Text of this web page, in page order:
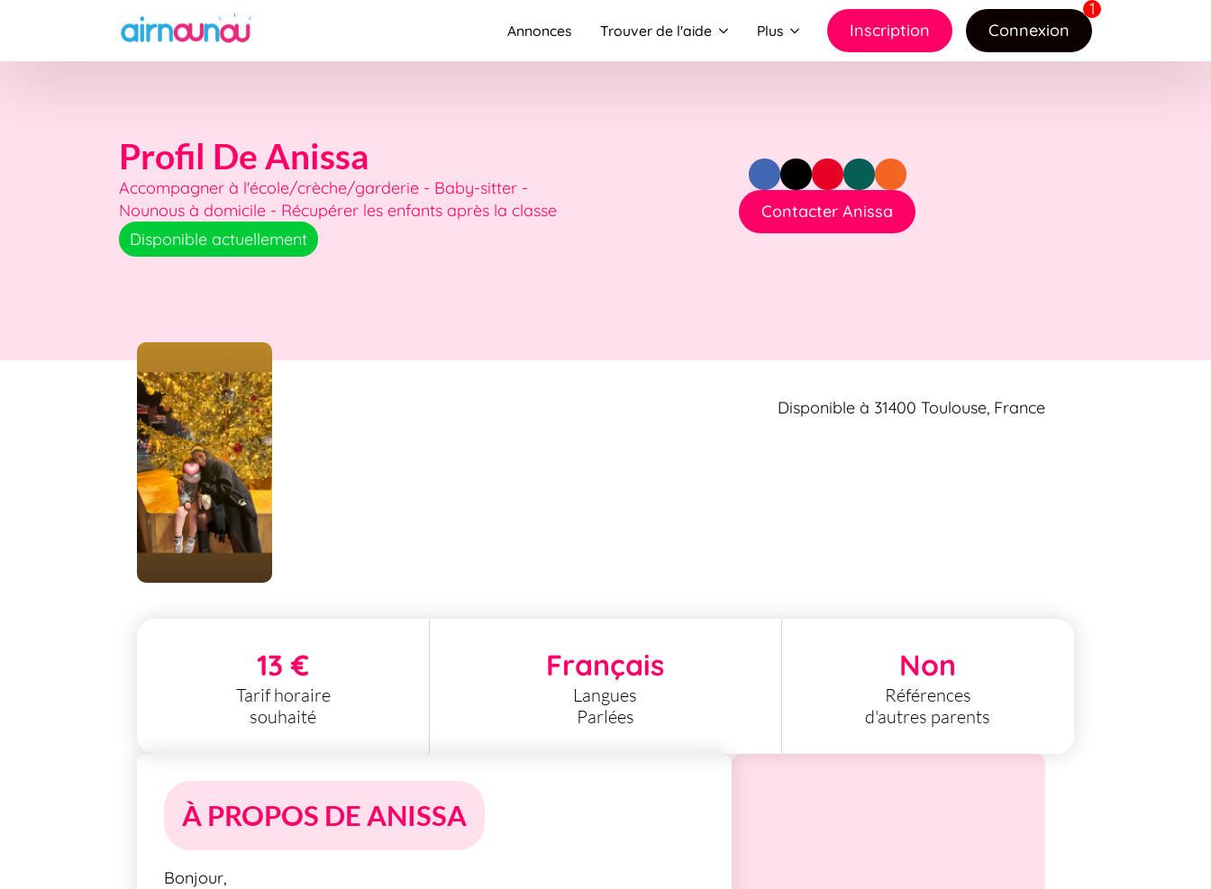
Annonces Trouver de l'aide Plus Inscription Connexion
Profil De Anissa
Accompagner à l'école/crèche/garderie - Baby-sitter -
Nounous à domicile - Récupérer les enfants après la classe
Disponible actuellement
Contacter Anissa
Disponible à 31400 Toulouse, France
13 €
Tarif horaire
souhaité
Français
Langues
Parlées
Non
Références
d'autres parents
À PROPOS DE ANISSA
Bonjour,